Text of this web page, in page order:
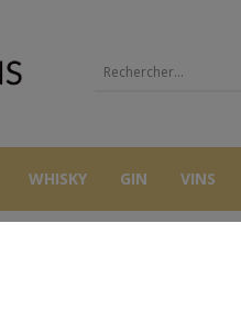
WHISKY GIN VINS